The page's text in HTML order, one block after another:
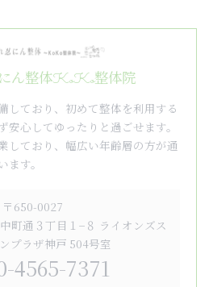
ん整体KoKo整体院
しており、初めて整体を利用する
安心してゆったりと過ごせます。
しており、幅広い年齢層の方が通
す。
〒650-0027
町通３丁目１−８ ライオンズス
プラザ神戸 504号室
4565-7371